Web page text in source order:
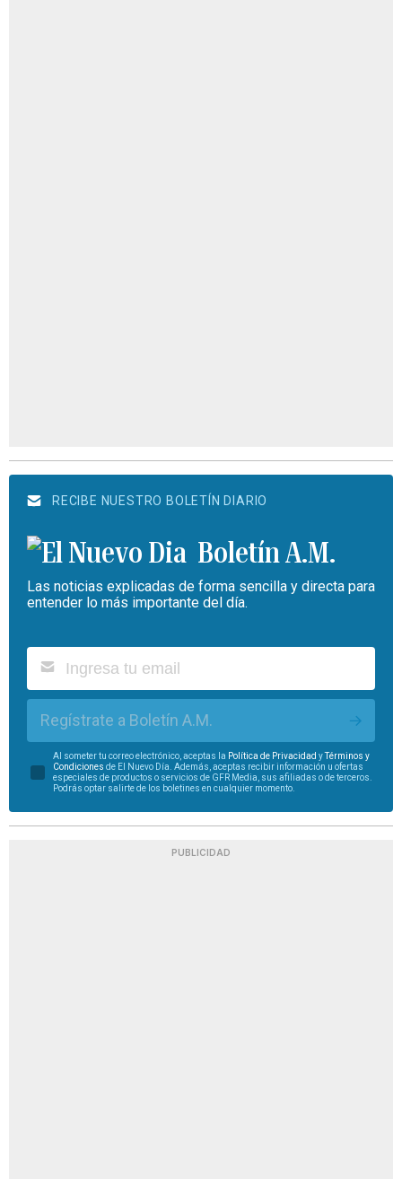
RECIBE NUESTRO BOLETÍN DIARIO
Boletín A.M.
Las noticias explicadas de forma sencilla y directa para
entender lo más importante del día.
Regístrate a Boletín A.M.
Al someter tu correo electrónico, aceptas la Política de Privacidad yTérminos y
Condiciones de El Nuevo Día. Además, aceptas recibir información u ofertas
especiales de productos o servicios de GFR Media, sus afiliadas o de terceros.
Podrás optar salirte de los boletines en cualquier momento.
PUBLICIDAD